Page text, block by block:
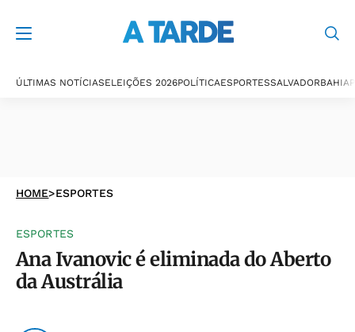
ÚLTIMAS NOTÍCIASELEIÇÕES 2026POLÍTICAESPORTESSALVADORBAHIA
HOME>ESPORTES
ESPORTES
Ana Ivanovic é eliminada do Aberto
da Austrália